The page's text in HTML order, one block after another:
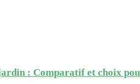
: Comparatif et choix